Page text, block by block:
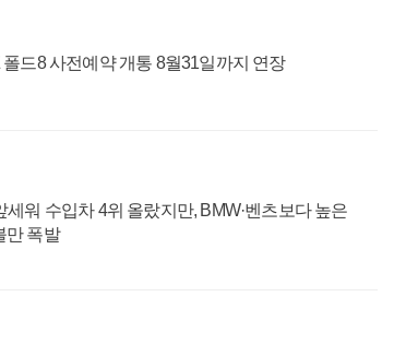
드8 사전예약 개통 8월31일까지 연장
세워 수입차 4위 올랐지만, BMW·벤츠보다 높은
만 폭발